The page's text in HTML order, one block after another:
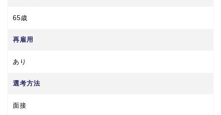
65歳
再雇用
あり
選考方法
面接